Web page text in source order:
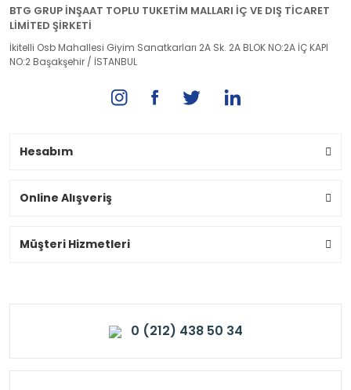
BTG GRUP İNŞAAT TOPLU TUKETİM MALLARI İÇ VE DIŞ TİCARET
LİMİTED ŞİRKETİ
İkitelli Osb Mahallesi Giyim Sanatkarları 2A Sk. 2A BLOK NO:2A İÇ KAPI
NO:2 Başakşehir / İSTANBUL
Hesabım
Online Alışveriş
Müşteri Hizmetleri
0 (212) 438 50 34